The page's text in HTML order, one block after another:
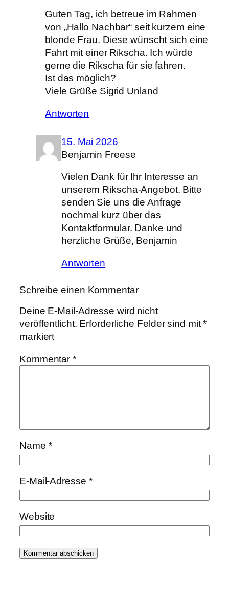
Guten Tag, ich betreue im Rahmen
von „Hallo Nachbar“ seit kurzem eine
blonde Frau. Diese wünscht sich eine
Fahrt mit einer Rikscha. Ich würde
gerne die Rikscha für sie fahren.
Ist das möglich?
Viele Grüße Sigrid Unland
Antworten
15. Mai 2026
Benjamin Freese
Vielen Dank für Ihr Interesse an
unserem Rikscha-Angebot. Bitte
senden Sie uns die Anfrage
nochmal kurz über das
Kontaktformular. Danke und
herzliche Grüße, Benjamin
Antworten
Schreibe einen Kommentar
Deine E-Mail-Adresse wird nicht
veröffentlicht. Erforderliche Felder sind mit*
markiert
Kommentar*
Name *
E-Mail-Adresse *
Website